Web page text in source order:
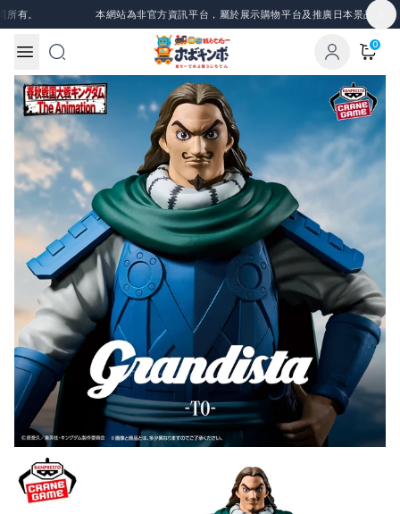
Skip to content
。 本網站為非官方資訊平台，屬於展示購物平台及推廣日本景品、一番
0